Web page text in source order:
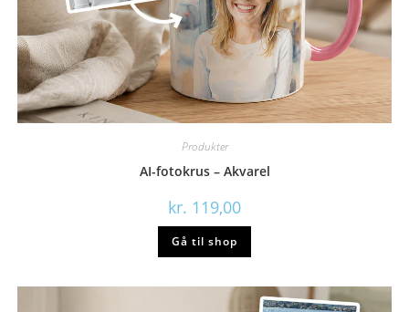
Produkter
AI-fotokrus – Akvarel
kr. 119,00
Gå til shop